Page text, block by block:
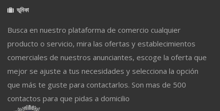
ভূমিকা
Busca en nuestro plataforma de comercio cualquier
producto o servicio, mira las ofertas y establecimientos
comerciales de nuestros anunciantes, escoge la oferta que
mejor se ajuste a tus necesidades y selecciona la opción
que más te guste para contactarlos. Son mas de 500
contactos para que pidas a domicilio